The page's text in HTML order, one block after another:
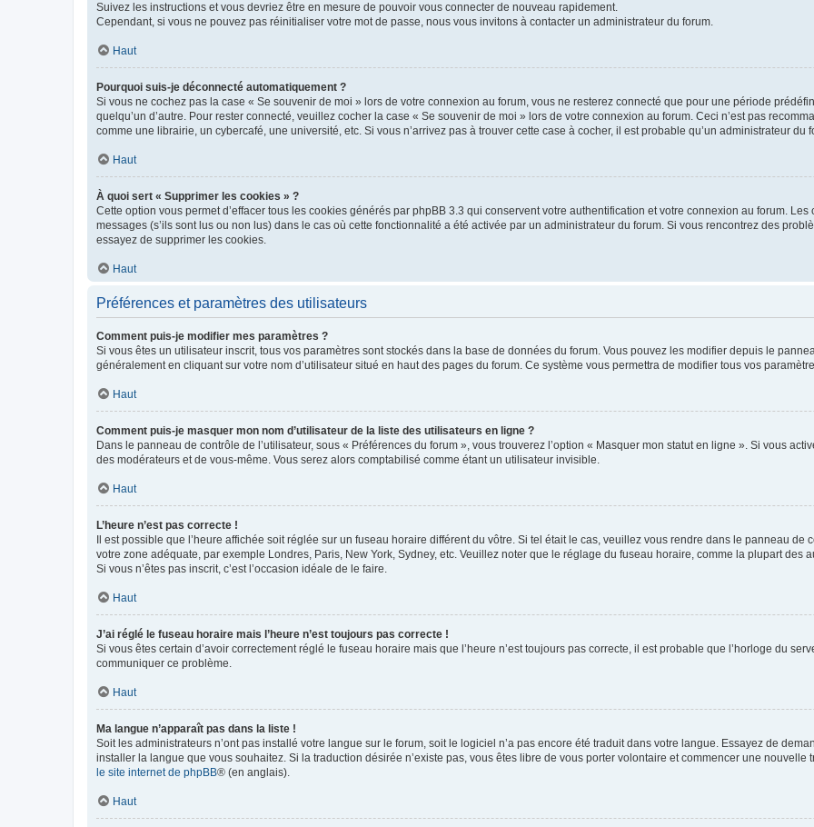
Suivez les instructions et vous devriez être en mesure de pouvoir vous connecter de nouveau rapidement.
Cependant, si vous ne pouvez pas réinitialiser votre mot de passe, nous vous invitons à contacter un administrateur du forum.
Haut
Pourquoi suis-je déconnecté automatiquement ?
Si vous ne cochez pas la case « Se souvenir de moi » lors de votre connexion au forum, vous ne resterez connecté que pour une période
quelqu’un d’autre. Pour rester connecté, veuillez cocher la case « Se souvenir de moi » lors de votre connexion au forum. Ceci n’est pas
comme une librairie, un cybercafé, une université, etc. Si vous n’arrivez pas à trouver cette case à cocher, il est probable qu’un administrateur du
Haut
À quoi sert « Supprimer les cookies » ?
Cette option vous permet d’effacer tous les cookies générés par phpBB 3.3 qui conservent votre authentification et votre connexion au forum.
messages (s’ils sont lus ou non lus) dans le cas où cette fonctionnalité a été activée par un administrateur du forum. Si vous rencontrez des
essayez de supprimer les cookies.
Haut
Préférences et paramètres des utilisateurs
Comment puis-je modifier mes paramètres ?
Si vous êtes un utilisateur inscrit, tous vos paramètres sont stockés dans la base de données du forum. Vous pouvez les modifier depuis le
généralement en cliquant sur votre nom d’utilisateur situé en haut des pages du forum. Ce système vous permettra de modifier tous vos
Haut
Comment puis-je masquer mon nom d’utilisateur de la liste des utilisateurs en ligne ?
Dans le panneau de contrôle de l’utilisateur, sous « Préférences du forum », vous trouverez l’option « Masquer mon statut en ligne ». Si vous
des modérateurs et de vous-même. Vous serez alors comptabilisé comme étant un utilisateur invisible.
Haut
L’heure n’est pas correcte !
Il est possible que l’heure affichée soit réglée sur un fuseau horaire différent du vôtre. Si tel était le cas, veuillez vous rendre dans le panneau de
votre zone adéquate, par exemple Londres, Paris, New York, Sydney, etc. Veuillez noter que le réglage du fuseau horaire, comme la plupart des
Si vous n’êtes pas inscrit, c’est l’occasion idéale de le faire.
Haut
J’ai réglé le fuseau horaire mais l’heure n’est toujours pas correcte !
Si vous êtes certain d’avoir correctement réglé le fuseau horaire mais que l’heure n’est toujours pas correcte, il est probable que l’horloge du
communiquer ce problème.
Haut
Ma langue n’apparaît pas dans la liste !
Soit les administrateurs n’ont pas installé votre langue sur le forum, soit le logiciel n’a pas encore été traduit dans votre langue. Essayez de
installer la langue que vous souhaitez. Si la traduction désirée n’existe pas, vous êtes libre de vous porter volontaire et commencer une nouvelle
le site internet de phpBB® (en anglais).
Haut